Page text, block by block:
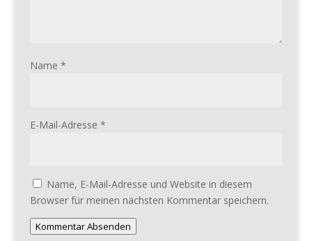
Name *
E-Mail-Adresse *
Name, E-Mail-Adresse und Website in diesem
Browser für meinen nächsten Kommentar speichern.
Kommentar Absenden